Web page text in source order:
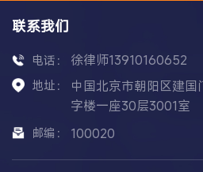
联系我们
电话： 徐律师13910160652
地址：
中国北京市朝阳区建国
字楼一座30层3001室
邮编： 100020